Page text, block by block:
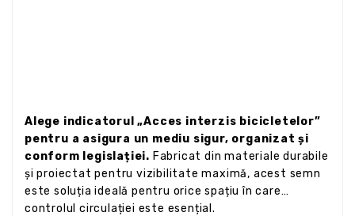
Alege indicatorul „Acces interzis bicicletelor”
pentru a asigura un mediu sigur, organizat și
conform legislației. Fabricat din materiale durabile
și proiectat pentru vizibilitate maximă, acest semn
este soluția ideală pentru orice spațiu în care
controlul circulației este esențial.